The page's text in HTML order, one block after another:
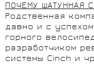
ПОЧЕМУ ШАТУННАЯ
Родственная
давно и с
горного
разработчиком
системы Cinch и